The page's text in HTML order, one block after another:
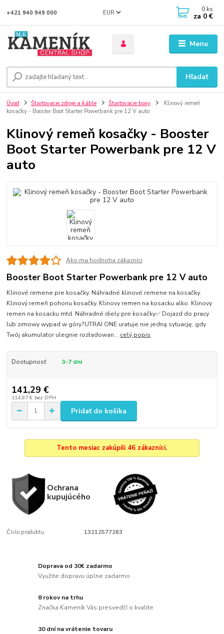
Menu
EUR
Hľadať
+421 940 949 000 0 ks
za 0 €
Úvod Štartovacie zdroje a káble Štartovacie boxy
Klinový remeň
kosačky - Booster Boot Starter Powerbank pre 12 V auto
Klinový remeň kosačky - Booster
Boot Starter Powerbank pre 12 V
auto
Ako ma hodnotia zákazníci
Booster Boot Starter Powerbank pre 12 V auto
Klinové remene pre kosačky. Náhradné klinové remene na kosačky.
Klinový remeň pohonu kosačky. Klinovy remen na kosacku alko. Klinovy
remen na kosacku mtd. Náhradné diely pre kosačky✅ Dojazd do pracy
lub zimowy wypad w góry?UTRAI ONE uratuje nie jedną sytuację, gdy
Twój akumulator ulegnie rozładowan... celý popis
Dostupnosť 3-7 dni
141,29 €
114,87 € bez DPH
Pridať do košíka
Tento mesiac zakúpili 46 zákazníci.
Ochrana
kupujúcého
Číslo produktu: 13212577263
Doprava od 30€ zadarmo
Využite dopravu úplne zadarmo
8 rokov na trhu
Značka Kameník Vás presvedčí o kvalite
30 dní na vrátenie tovaru